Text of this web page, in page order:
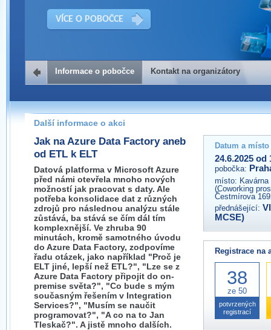
VÍCE O POBOČCE
Kontakt na organizátory
Pokud máte jakýkoliv dotaz na organizátory této akce,
prosím neváhejte nás kontaktovat na e-mailu:
praha@wug.cz
Informace o pobočce Kontakt na organizátory
Další informace o akci
Jak na Azure Data Factory aneb
od ETL k ELT
Datová platforma v Microsoft Azure
před námi otevřela mnoho nových
možností jak pracovat s daty. Ale
potřeba konsolidace dat z různých
zdrojů pro následnou analýzu stále
zůstává, ba stává se čím dál tím
komplexnější. Ve zhruba 90
minutách, kromě samotného úvodu
do Azure Data Factory, zodpovíme
řadu otázek, jako například "Proč je
ELT jiné, lepší než ETL?", "Lze se z
Azure Data Factory připojit do on-
premise světa?", "Co bude s mým
současným řešením v Integration
Services?", "Musím se naučit
programovat?", "A co na to Jan
Tleskač?". A jistě mnoho dalších.
Datum a
24.6.2025 od
pobočka:
místo:
(Coworking
Čestmírova
přednášející:
MCSE)
Registrace na
38
ze 50
potvrzených
registrací